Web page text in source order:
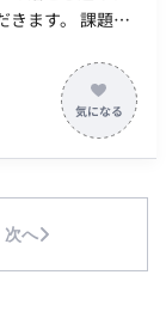
。 課題の
年培ってきた顧
/プロトタイプ
セールス、CSな
のを正しく」創
ます。 ■開
等：Spring
次へ